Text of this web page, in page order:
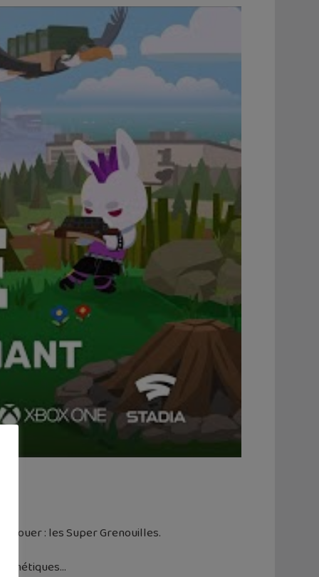
jouer : les Super Grenouilles.